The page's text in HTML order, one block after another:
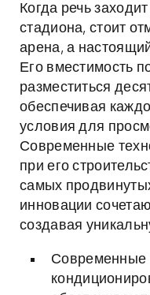
Когда речь
стадиона, стоит
арена, а
Его вместимость
разместиться
обеспечивая
условия для
Современные
при его
самых
инновации
создавая
Современные